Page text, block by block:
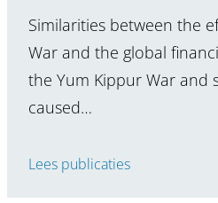
Similarities between the
War and the global
the Yum Kippur War and
caused…
Lees publicaties